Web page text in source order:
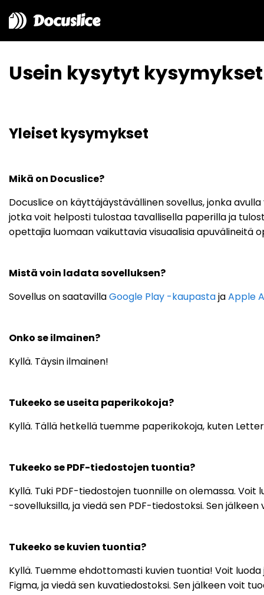
Docuslice
Usein kysytyt kysymykset
Yleiset kysymykset
Mikä on Docuslice?
Docuslice on käyttäjäystävällinen sovellus, jonka
jotka voit helposti tulostaa tavallisella paperilla ja
opettajia luomaan vaikuttavia visuaalisia apuvälineitä
Mistä voin ladata sovelluksen?
Sovellus on saatavillaGoogle Play -kaupastajaApple
Onko se ilmainen?
Kyllä. Täysin ilmainen!
Tukeeko se useita paperikokoja?
Kyllä. Tällä hetkellä tuemme paperikokoja, kuten
Tukeeko se PDF-tiedostojen tuontia?
Kyllä. Tuki PDF-tiedostojen tuonnille on olemassa.
-sovelluksilla, ja viedä sen PDF-tiedostoksi. Sen
Tukeeko se kuvien tuontia?
Kyllä. Tuemme ehdottomasti kuvien tuontia! Voit
Figma, ja viedä sen kuvatiedostoksi. Sen jälkeen voit